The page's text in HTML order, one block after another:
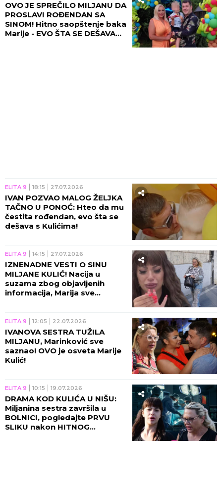
OVO JE SPREČILO MILJANU DA
PROSLAVI ROĐENDAN SA
SINOM! Hitno saopštenje baka
Marije - EVO ŠTA SE DEŠAVA
ELITA 9 18:15 27.07.2026
IVAN POZVAO MALOG ŽELJKA
TAČNO U PONOĆ: Hteo da mu
čestita rođendan, evo šta se
dešava s Kulićima!
ELITA 9 14:15 27.07.2026
IZNENADNE VESTI O SINU
MILJANE KULIĆ! Nacija u
suzama zbog objavljenih
informacija, Marija sve
ELITA 9 12:05 22.07.2026
IVANOVA SESTRA TUŽILA
MILJANU, Marinković sve
saznao! OVO je osveta Marije
Kulić!
ELITA 9 10:15 19.07.2026
DRAMA KOD KULIĆA U NIŠU:
Miljanina sestra završila u
BOLNICI, pogledajte PRVU
SLIKU nakon HITNOG